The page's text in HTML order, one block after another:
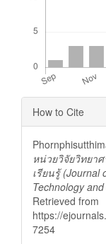
Article
Details
How to Cite
หน่วยวิจัยวิทยา
เรียนรู้ (Journal
Technology
Retrieved from
https://
7254